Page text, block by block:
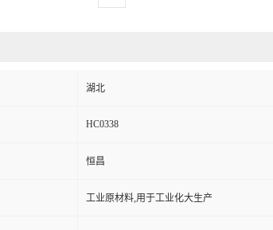
湖北
HC0338
恒昌
工业原材料,用于工业化大生产